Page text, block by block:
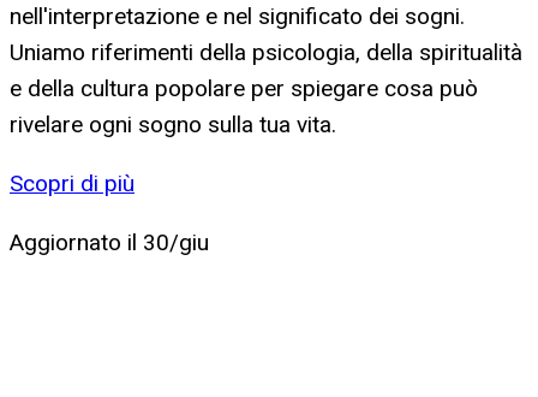
nell'interpretazione e nel significato dei sogni.
Uniamo riferimenti della psicologia, della spiritualità
e della cultura popolare per spiegare cosa può
rivelare ogni sogno sulla tua vita.
Scopri di più
Aggiornato il 30/giu